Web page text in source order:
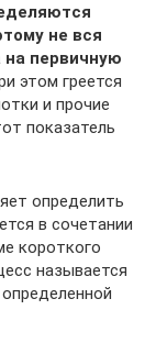
не вся
на первичную
этом греется
и прочие
показатель
определить
в сочетании
короткого
называется